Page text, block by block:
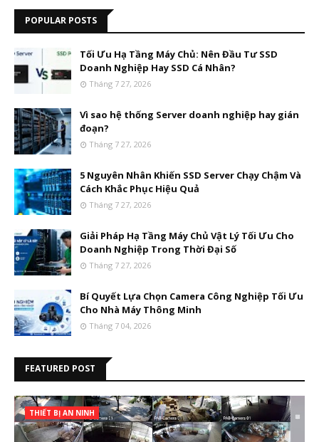
POPULAR POSTS
Tối Ưu Hạ Tầng Máy Chủ: Nên Đầu Tư SSD
Doanh Nghiệp Hay SSD Cá Nhân?
Tháng 7 27, 2026
Vì sao hệ thống Server doanh nghiệp hay gián
đoạn?
Tháng 7 27, 2026
5 Nguyên Nhân Khiến SSD Server Chạy Chậm Và
Cách Khắc Phục Hiệu Quả
Tháng 7 27, 2026
Giải Pháp Hạ Tầng Máy Chủ Vật Lý Tối Ưu Cho
Doanh Nghiệp Trong Thời Đại Số
Tháng 7 27, 2026
Bí Quyết Lựa Chọn Camera Công Nghiệp Tối Ưu
Cho Nhà Máy Thông Minh
Tháng 7 04, 2026
FEATURED POST
THIẾT BỊ AN NINH